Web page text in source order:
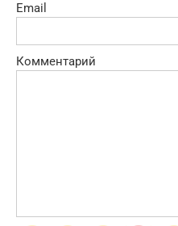
Email
Комментарий